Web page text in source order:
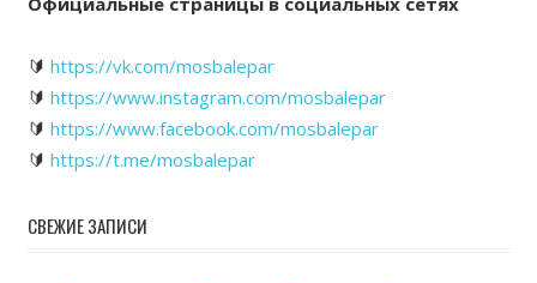
🔰 https://vk.com/mosbalepar
🔰 https://www.instagram.com/mosbalepar
🔰 https://www.facebook.com/mosbalepar
🔰 https://t.me/mosbalepar
СВЕЖИЕ ЗАПИСИ